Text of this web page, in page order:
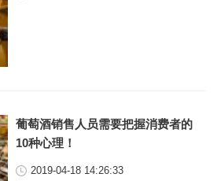
葡萄酒销售人员需要把握消费者的
10种心理！
2019-04-18 14:26:33